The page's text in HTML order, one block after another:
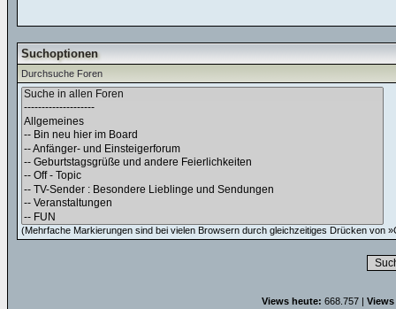
Suchoptionen
Durchsuche Foren
(Mehrfache Markierungen sind bei vielen Browsern durch gleichzeitiges Drücken von
Views heute: 668.757 |